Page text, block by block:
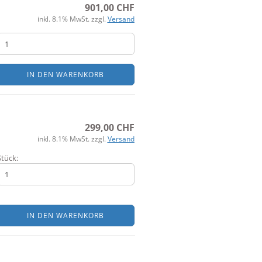
901,00 CHF
inkl. 8.1% MwSt. zzgl. Versand
IN DEN WARENKORB
299,00 CHF
inkl. 8.1% MwSt. zzgl. Versand
IN DEN WARENKORB